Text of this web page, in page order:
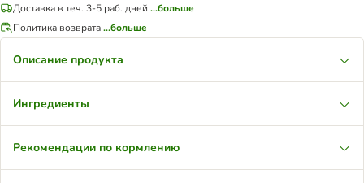
Доставка в теч. 3-5 раб. дней ...больше
Политика возврата...больше
Описание продукта
Ингредиенты
Рекомендации по кормлению